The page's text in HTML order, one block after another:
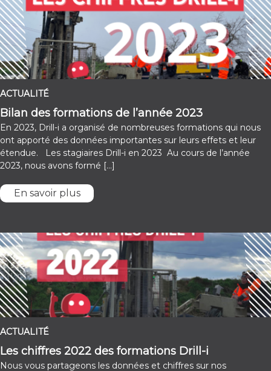
ACTUALITÉ
Bilan des formations de l’année 2023
En 2023, Drill-i a organisé de nombreuses formations qui nous
ont apporté des données importantes sur leurs effets et leur
étendue. Les stagiaires Drill-i en 2023 Au cours de l’année
2023, nous avons formé […]
En savoir plus
ACTUALITÉ
Les chiffres 2022 des formations Drill-i
Nous vous partageons les données et chiffres sur nos